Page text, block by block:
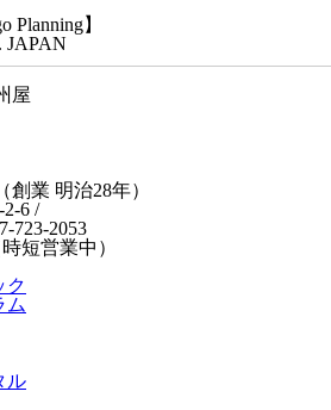
Planning】
JAPAN
屋
業 明治28年）
6 /
723-2053
短営業中）
ク
ム
ル